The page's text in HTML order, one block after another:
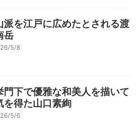
派を江戸に広めたとされる渡
岳
5/8
門下で優雅な和美人を描いて
を得た山口素絢
5/6